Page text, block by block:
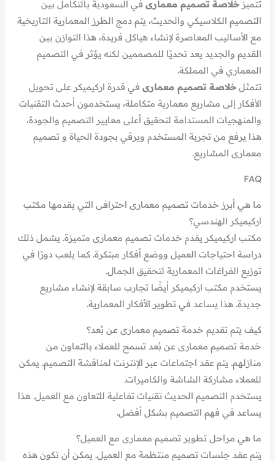
تتميزخلاصة تصميم معمارى في السعودية بالتكامل بين
التصميم الكلاسيكي والحديث، يتم دمج الطرز المعمارية التاريخية
مع الأساليب المعاصرة لإنشاء هياكل فريدة، هذا التوازن بين
القديم والجديد يعد تحديًا للمصممين لكنه يؤثر في التصميم
المعماري في المملكة.
تتمثلخلاصة تصميم معمارى في قدرة اركيميكر على تحويل
الأفكار إلى مشاريع معمارية متكاملة، يستخدمون أحدث التقنيات
والمنهجيات المستدامة لتحقيق أعلى معايير التصميم والجودة،
هذا يرفع من تجربة المستخدم ويرقي بجودة الحياة و تصميم
معمارى المشاريع.
FAQ
ما هي أبرز خدمات تصميم معمارى احترافى التي يقدمها مكتب
اركيميكر الهندسي؟
مكتب اركيميكر يقدم خدمات تصميم معمارى متميزة. يشمل ذلك
دراسة احتياجات العميل ووضع أفكار مبتكرة. كما يلعب دورًا في
توزيع الفراغات المعمارية لتحقيق الجمال.
يستخدم مكتب اركيميكر أيضًا تجارب سابقة لإنشاء مشاريع
جديدة. هذا يساعد في تطوير الأفكار المعمارية.
كيف يتم تقديم خدمة تصميم معمارى عن بُعد؟
خدمة تصميم معمارى عن بُعد تسمح للعملاء بالتعاون من
منازلهم. يتم عقد اجتماعات عبر الإنترنت لمناقشة التصميم. يمكن
للعملاء مشاركة الشاشة والكاميرات.
يستخدم التصميم الحديث تقنيات تفاعلية للتعاون مع العميل. هذا
يساعد في فهم التصميم بشكل أفضل.
ما هي مراحل تطوير تصميم معمارى مع العميل؟
يتم عقد جلسات تصميم منتظمة مع العميل. يمكن أن تكون هذه